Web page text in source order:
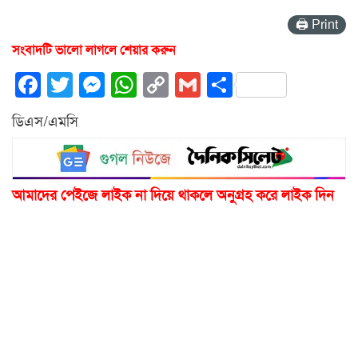
🖨 Print
সংবাদটি ভালো লাগলে শেয়ার করুন
Facebook
Twitter
Messenger
WhatsApp
CopyGmailShare
ডিএস/এমসি
আমাদের পেইজে লাইক না দিয়ে থাকলে অনুগ্রহ করে লাইক দিন